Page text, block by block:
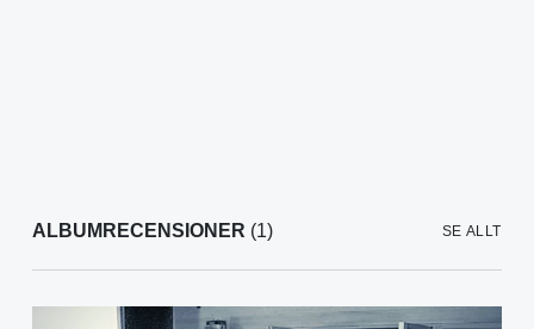
ALBUMRECENSIONER (1) SE ALLT